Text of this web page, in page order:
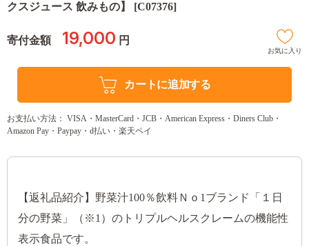
クスジュース 飲みもの】 [C07376]
寄付金額 19,000 円
お気に入り
カートに追加する
お支払い方法： VISA・MasterCard・JCB・American Express・Diners Club・
Amazon Pay・Paypay・d払い・楽天ペイ
【返礼品紹介】野菜汁100％飲料Ｎｏ1ブランド「１日
分の野菜」（※1）のトリプルヘルスクレームの機能性
表示食品です。